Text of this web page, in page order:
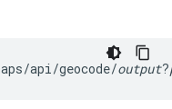
api/geocode/output?